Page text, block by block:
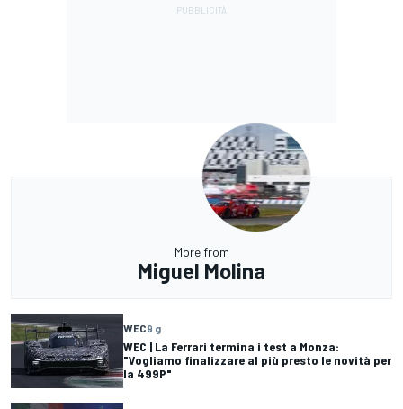
More from
Miguel Molina
WEC9 g
WEC | La Ferrari termina i test a Monza:
"Vogliamo finalizzare al più presto le novità per
la 499P"